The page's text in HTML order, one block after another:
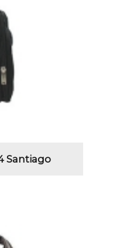
Santiago